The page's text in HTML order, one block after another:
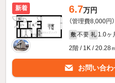
新着 6.7万円
（管理費8,000円）
敷 不要 礼 1.0ヶ
2階 / 1K / 20.28
お問い合わ